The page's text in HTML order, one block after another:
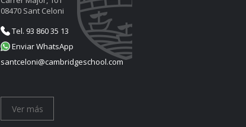
08470 Sant Celoni
Tel. 93 860 35 13
Enviar WhatsApp
santceloni@cambridgeschool.com
Ver más